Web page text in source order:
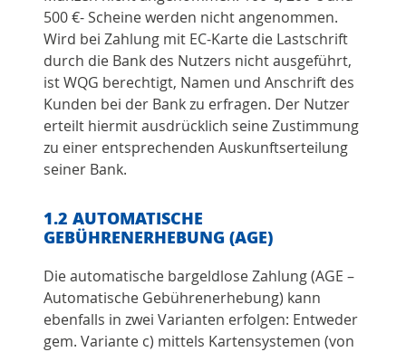
500 €- Scheine werden nicht angenommen.
Wird bei Zahlung mit EC-Karte die Lastschrift
durch die Bank des Nutzers nicht ausgeführt,
ist WQG berechtigt, Namen und Anschrift des
Kunden bei der Bank zu erfragen. Der Nutzer
erteilt hiermit ausdrücklich seine Zustimmung
zu einer entsprechenden Auskunftserteilung
seiner Bank.
1.2 AUTOMATISCHE
GEBÜHRENERHEBUNG (AGE)
Die automatische bargeldlose Zahlung (AGE –
Automatische Gebührenerhebung) kann
ebenfalls in zwei Varianten erfolgen: Entweder
gem. Variante c) mittels Kartensystemen (von